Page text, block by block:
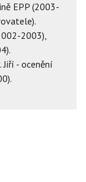
EPP (2003-
2003),
- ocenění